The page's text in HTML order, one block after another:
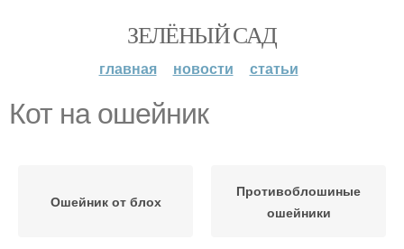
ЗЕЛЁНЫЙ САД
главная новости статьи
Кот на ошейник
Ошейник от блох
Противоблошиные
ошейники